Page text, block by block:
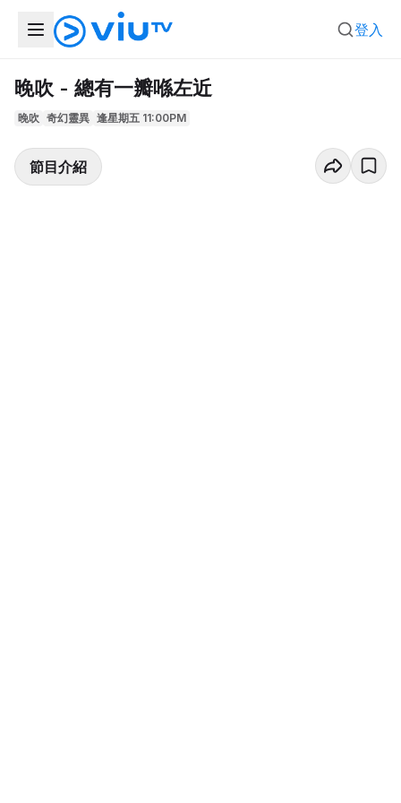
登入
晚吹 - 總有一瓣喺左近
晚吹 奇幻靈異 逢星期五 11:00PM
節目介紹